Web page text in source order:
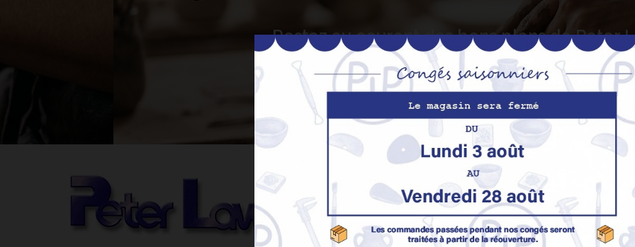
Restez au courant des bons plans de Peter
Nos produits
Promotions
Nouveaux produits